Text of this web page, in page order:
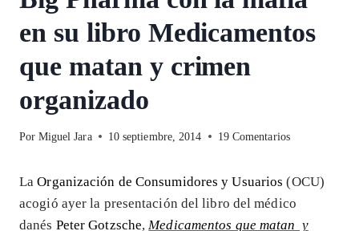
en su libro Medicamentos
que matan y crimen
organizado
Por Miguel Jara 10 septiembre, 2014 19 Comentarios
LaOrganización de Consumidores y Usuarios (OCU)
acogió ayer la presentación del libro del médico
danés Peter Gotzsche, Medicamentos que matan y